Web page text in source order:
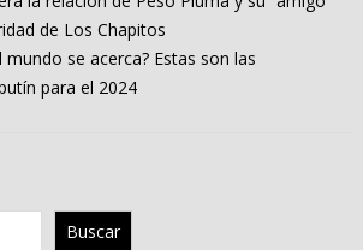
de Los Chapitos
mundo se acerca? Estas son las
para el 2024
Buscar